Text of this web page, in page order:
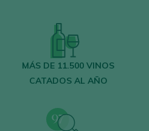
Regístrate gratis
contenido
Descubre gratis
los
Encuentra los mejores
MÁS DE 11.500 VINOS
CATADOS AL AÑO